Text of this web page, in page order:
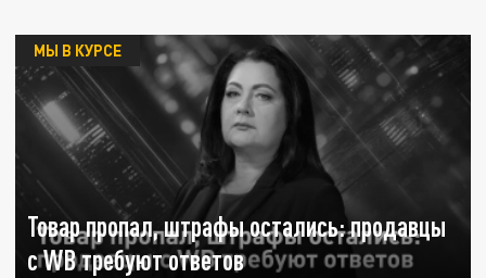
Товар пропал, штрафы остались: продавцы
с WB требуют ответов
МЫ В КУРСЕ